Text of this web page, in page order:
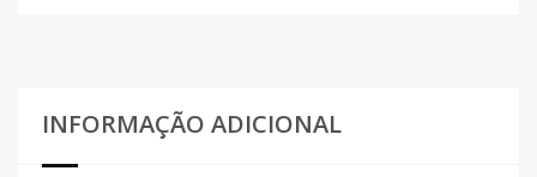
INFORMAÇÃO ADICIONAL